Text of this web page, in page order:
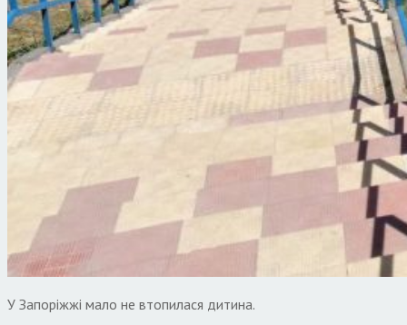
У Запоріжжі мало не втопилася дитина.